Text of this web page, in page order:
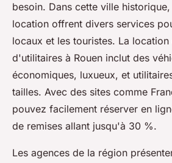
besoin. Dans cette ville
location offrent divers services
locaux et les touristes. La
d'utilitaires à Rouen inclut des
économiques, luxueux, et
tailles. Avec des sites comme
pouvez facilement réserver en
de remises allant jusqu'à 30 %.
Les agences de la région